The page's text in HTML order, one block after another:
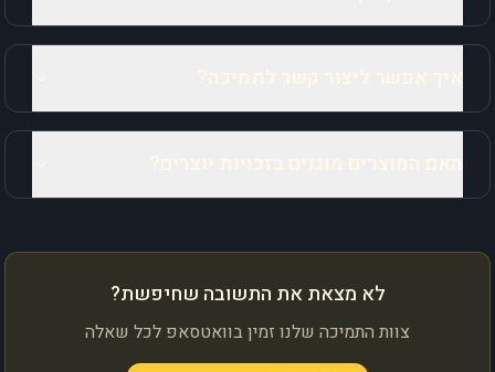
לא מצאת את התשובה שחיפשת?
צוות התמיכה שלנו זמין בוואטסאפ לכל שאלה